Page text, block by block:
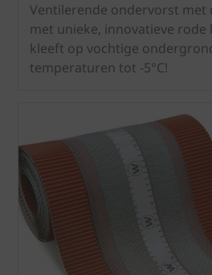
Ventilerende ondervorst
met unieke, innovatieve
kleeft op vochtige
temperaturen tot -5°C!